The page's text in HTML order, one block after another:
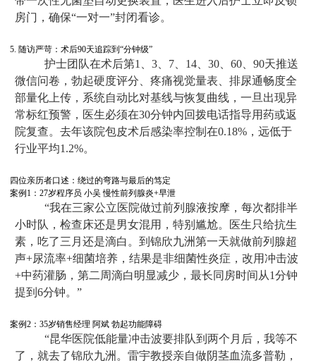
房门，确保“一对一”封闭看诊。
5. 随访严苛：术后90天追踪到“分钟级”
护士团队在术后第1、3、7、14、30、60、90天推送
微信问卷，勃起硬度评分、疼痛视觉量表、排尿通畅度全
部量化上传，系统自动比对基线与恢复曲线，一旦出现异
常标红预警，医生必须在30分钟内回拨电话指导用药或返
院复查。去年该院包皮术后感染率控制在0.18%，远低于
行业平均1.2%。
四位亲历者口述：绕过的弯路与最后的笃定
案例1：27岁程序员 小吴 慢性前列腺炎+早泄
“我在三家公立医院做过前列腺液按摩，每次都排半
小时队，检查床还是男女混用，特别尴尬。医生只给抗生
素，吃了三月还是滴白。到锦欣九洲第一天就做前列腺超
声+尿流率+细菌培养，结果是非细菌性炎症，改用冲击波
+中药灌肠，第二周滴白明显减少，最长同房时间从1分钟
提到6分钟。”
案例2：35岁销售经理 阿斌 勃起功能障碍
“昆华医院低能量冲击波要排队到两个月后，我等不
了，就去了锦欣九洲。雷宇教授亲自做阴茎血流多普勒，